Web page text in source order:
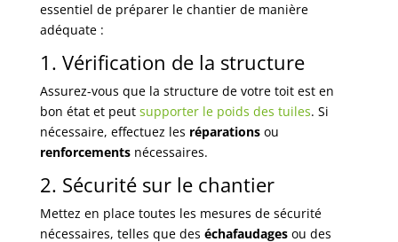
essentiel de préparer le chantier de manière
adéquate :
1. Vérification de la structure
Assurez-vous que la structure de votre toit est en
bon état et peut supporter le poids des tuiles. Si
nécessaire, effectuez les réparationsou
renforcementsnécessaires.
2. Sécurité sur le chantier
Mettez en place toutes les mesures de sécurité
nécessaires, telles que des échafaudagesou des